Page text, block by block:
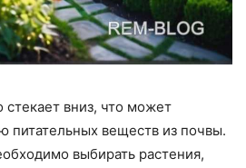
стекает вниз, что может
питательных веществ из почвы.
выбирать растения,